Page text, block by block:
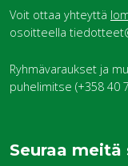
Voit ottaa yhteyttä
osoitteella
Ryhmävaraukset ja
puhelimitse (+358 40
Seuraa meitä